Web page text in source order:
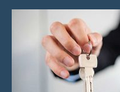
Перейти
содержимому